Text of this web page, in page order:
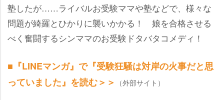
塾したが……ライバルお受験ママや塾などで、様々な
問題が綺羅とひかりに襲いかかる！ 娘を合格させる
べく奮闘するシンママのお受験ドタバタコメディ！
■『LINEマンガ』で『受験狂騒は対岸の火事だと思
っていました』を読む＞＞ （外部サイト）